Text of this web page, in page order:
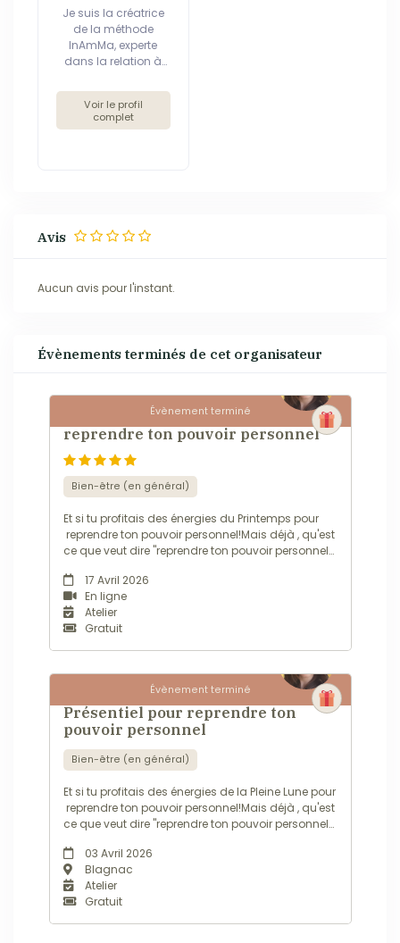
Je suis la créatrice
de la méthode
InAmMa, experte
dans la relation à
artiste dans l'âme.
Je t'aide à avoir une
belle relation avec
Voir le profil
complet
Avis
Aucun avis pour l'instant.
Évènements terminés de cet organisateur
Évènement terminé
L'Expérience InAmMa d'Avril pour
reprendre ton pouvoir personnel
Bien-être (en général)
Et si tu profitais des énergies du Printemps pour
reprendre ton pouvoir personnel!Mais déjà , qu'est
ce que veut dire "reprendre ton pouvoir personnel?
d'être sous emprise-d'écouter la voix des autres
que tu prends pour vrai-de dé...
17 Avril 2026
En ligne
Atelier
Gratuit
Évènement terminé
L'Expérience InAmMa en
Présentiel pour reprendre ton
pouvoir personnel
Bien-être (en général)
Et si tu profitais des énergies de la Pleine Lune pour
reprendre ton pouvoir personnel!Mais déjà , qu'est
ce que veut dire "reprendre ton pouvoir personnel?
d'être sous emprise-d'écouter la voix des autres
que tu prends pour...
03 Avril 2026
Blagnac
Atelier
Gratuit